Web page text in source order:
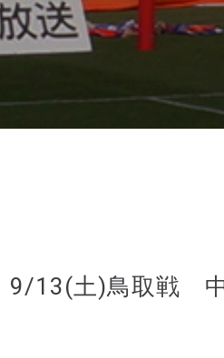
9/13(土)鳥取戦